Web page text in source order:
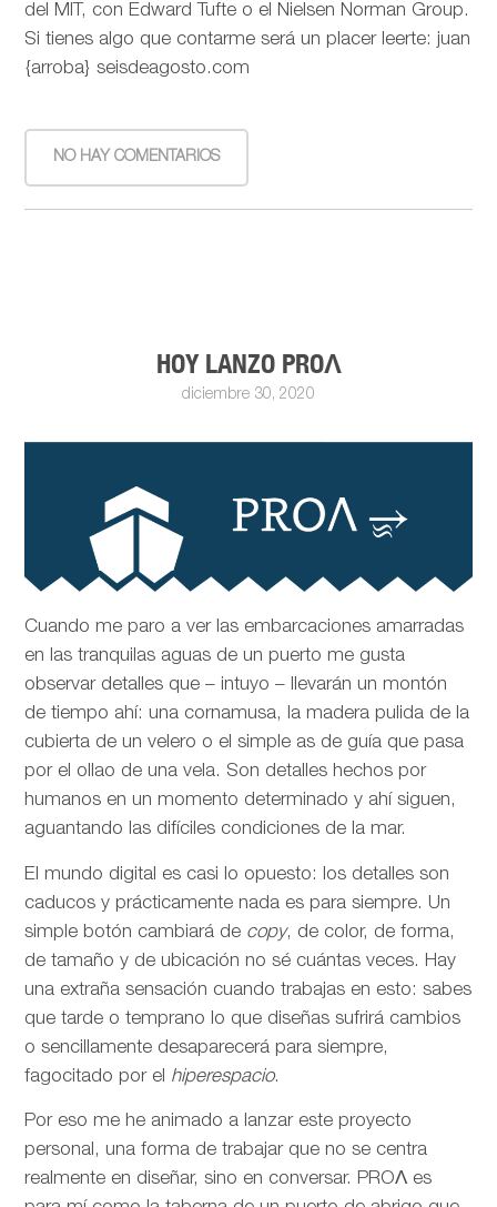
del MIT, con Edward Tufte o el Nielsen Norman Group.
Si tienes algo que contarme será un placer leerte: juan
{arroba} seisdeagosto.com
NO HAY COMENTARIOS
HOY LANZO PROΛ
diciembre 30, 2020
Cuando me paro a ver las embarcaciones amarradas
en las tranquilas aguas de un puerto me gusta
observar detalles que – intuyo – llevarán un montón
de tiempo ahí: una cornamusa, la madera pulida de la
cubierta de un velero o el simple as de guía que pasa
por el ollao de una vela. Son detalles hechos por
humanos en un momento determinado y ahí siguen,
aguantando las difíciles condiciones de la mar.
El mundo digital es casi lo opuesto: los detalles son
caducos y prácticamente nada es para siempre. Un
simple botón cambiará de copy, de color, de forma,
de tamaño y de ubicación no sé cuántas veces. Hay
una extraña sensación cuando trabajas en esto: sabes
que tarde o temprano lo que diseñas sufrirá cambios
o sencillamente desaparecerá para siempre,
fagocitado por el hiperespacio.
Por eso me he animado a lanzar este proyecto
personal, una forma de trabajar que no se centra
realmente en diseñar, sino en conversar. PROΛ es